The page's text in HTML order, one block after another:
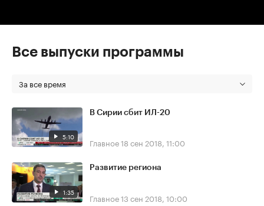
Все выпуски программы
За все время
5:10
В Сирии сбит ИЛ-20
Главное18 сен 2018, 11:00
1:35
Развитие региона
Главное13 сен 2018, 10:00